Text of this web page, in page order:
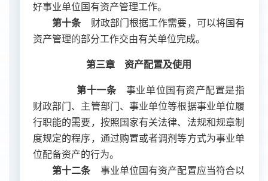
好事业单位国有资产管理工作。
第十条财政部门根据工作需要，可以将国有
资产管理的部分工作交由有关单位完成。
第三章 资产配置及使用
第十一条事业单位国有资产配置是指
财政部门、主管部门、事业单位等根据事业单位履
行职能的需要，按照国家有关法律、法规和规章制
度规定的程序，通过购置或者调剂等方式为事业单
位配备资产的行为。
第十二条事业单位国有资产配置应当符合以